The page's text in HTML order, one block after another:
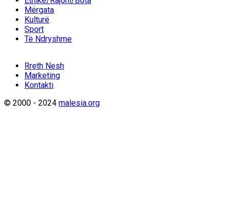
Mërgata
Kulturë
Sport
Të Ndryshme
Rreth Nesh
Marketing
Kontakti
© 2000 - 2024 malesia.org